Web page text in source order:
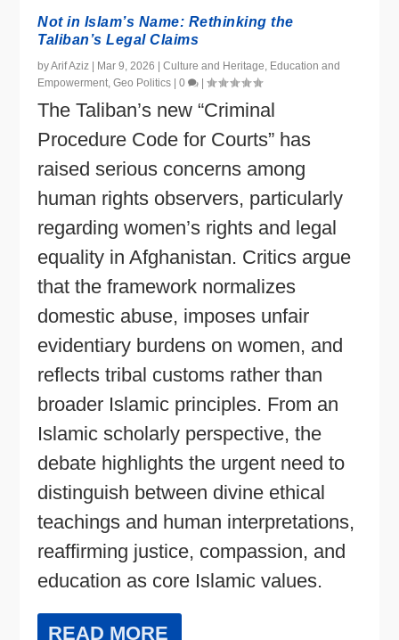
Not in Islam’s Name: Rethinking the
Taliban’s Legal Claims
byArif Aziz | Mar 9, 2026 |Culture and Heritage Education and
Empowerment ,Geo Politics |0 |
The Taliban’s new “Criminal
Procedure Code for Courts” has
raised serious concerns among
human rights observers, particularly
regarding women’s rights and legal
equality in Afghanistan. Critics argue
that the framework normalizes
domestic abuse, imposes unfair
evidentiary burdens on women, and
reflects tribal customs rather than
broader Islamic principles. From an
Islamic scholarly perspective, the
debate highlights the urgent need to
distinguish between divine ethical
teachings and human interpretations,
reaffirming justice, compassion, and
education as core Islamic values.
READ MORE